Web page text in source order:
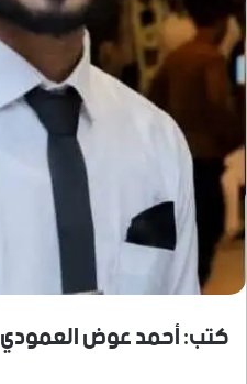
كتب: أحمد عوض العمودي